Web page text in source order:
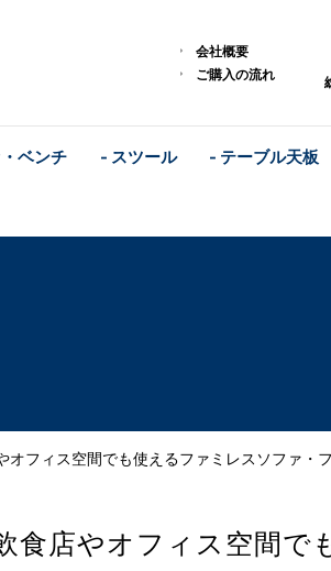
会社概要
ご購入の流れ
ベンチ - スツール - テーブル天板
オフィス空間でも使えるファミレスソファ・
食店やオフィス空間で